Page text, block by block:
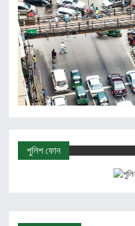
পুলিশ ফোন